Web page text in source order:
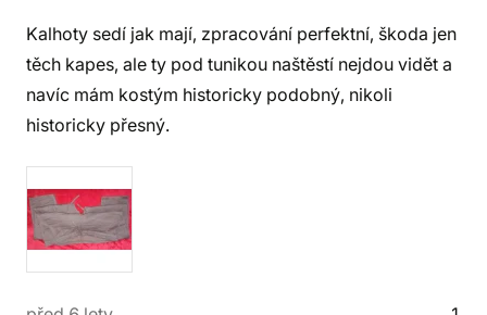
Kalhoty sedí jak mají, zpracování perfektní, škoda jen
těch kapes, ale ty pod tunikou naštěstí nejdou vidět a
navíc mám kostým historicky podobný, nikoli
historicky přesný.